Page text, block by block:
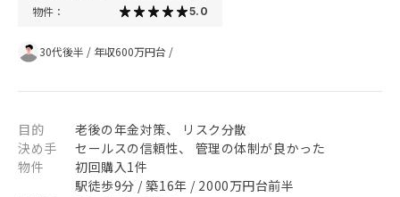
物件： 5.0
30代後半 / 年収600万円台 /
目的
老後の年金対策、 リスク分散
決め手
セールスの信頼性、 管理の体制が良かった
物件
初回購入1件
駅徒歩9分 / 築16年 / 2000万円台前半